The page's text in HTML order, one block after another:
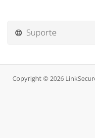
Suporte
Copyright © 2026